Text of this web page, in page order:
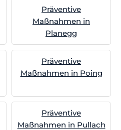
Präventive
Maßnahmen in
Planegg
Präventive
Maßnahmen in Poing
Präventive
Maßnahmen in Pullach